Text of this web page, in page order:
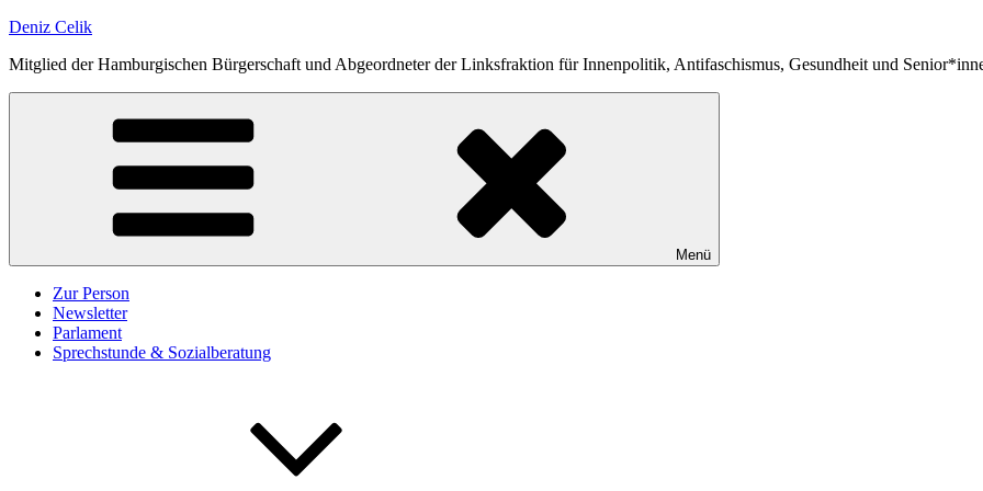
Zum
springen
Deniz Celik
Mitglied der Hamburgischen Bürgerschaft und Abgeordneter der Linksfraktion für Innenpolitik, Antifaschismus, Gesundheit und
Menü
Zur Person
Newsletter
Parlament
Sprechstunde & Sozialberatung